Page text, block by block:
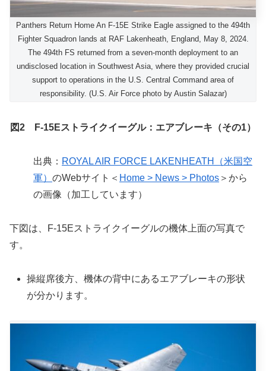
Panthers Return Home An F-15E Strike Eagle assigned to the 494th
Fighter Squadron lands at RAF Lakenheath, England, May 8, 2024.
The 494th FS returned from a seven-month deployment to an
undisclosed location in Southwest Asia, where they provided crucial
support to operations in the U.S. Central Command area of
responsibility. (U.S. Air Force photo by Austin Salazar)
図2 F-15Eストライクイーグル：エアブレーキ（その1）
出典： ROYAL AIR FORCE LAKENHEATH（米国空
軍） のWebサイト＜ Home > News > Photos ＞から
の画像（加工しています）
下図は、F-15Eストライクイーグルの機体上面の写真で
す。
操縦席後方、機体の背中にあるエアブレーキの形状
が分かります。